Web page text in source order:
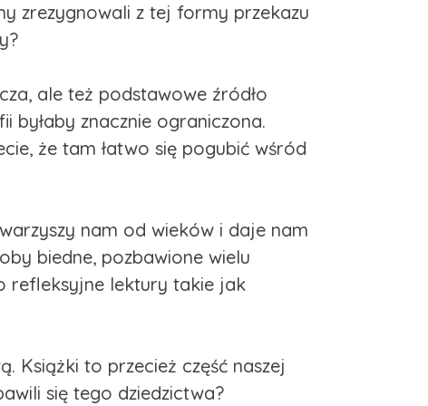
zrezygnowali z tej formy przekazu
ale też podstawowe źródło
byłaby znacznie ograniczona.
że tam łatwo się pogubić wśród
nam od wieków i daje nam
biedne, pozbawione wielu
refleksyjne lektury takie jak
Książki to przecież część naszej
się tego dziedzictwa?